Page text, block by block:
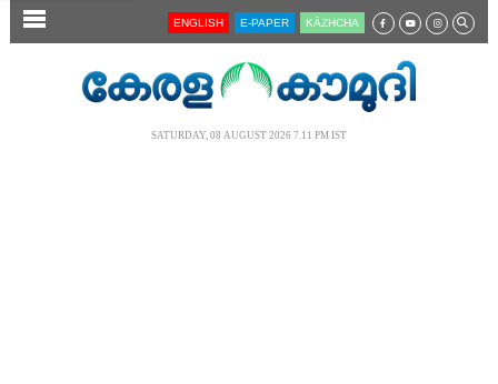
SECTIONS ENGLISH E-PAPER KĀZHCHA
SATURDAY, 08 AUGUST 2026 7.11 PM IST